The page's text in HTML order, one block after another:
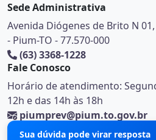
Sede Administrativa
Avenida Diógenes de Brito N
- Pium-TO - 77.570-000
(63) 3368-1228
Fale Conosco
Horário de atendimento:
12h e das 14h às 18h
piumprev@pium.to.gov.br
Sua dúvida pode virar resposta